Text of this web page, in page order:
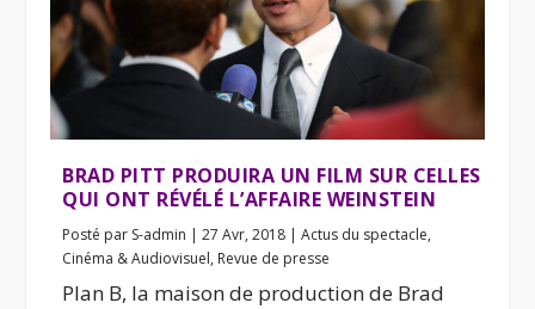
BRAD PITT PRODUIRA UN FILM SUR CELLES
QUI ONT RÉVÉLÉ L’AFFAIRE WEINSTEIN
Posté par S-admin |27 Avr, 2018 |Actus du spectacle,
Cinéma & Audiovisuel, Revue de presse
Plan B, la maison de production de Brad